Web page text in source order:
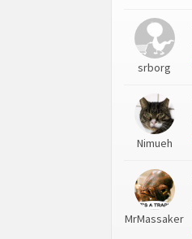
srborg
Nimueh
MrMassaker